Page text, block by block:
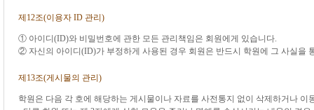
제12조(이용자 ID 관리)
① 아이디(ID)와 비밀번호에 관한 모든 관리책임은 회원에게 있습니다.
② 자신의 아이디(ID)가 부정하게 사용된 경우 회원은 반드시 학원에 그 사실을
제13조(게시물의 관리)
학원은 다음 각 호에 해당하는 게시물이나 자료를 사전통지 없이 삭제하거나 이